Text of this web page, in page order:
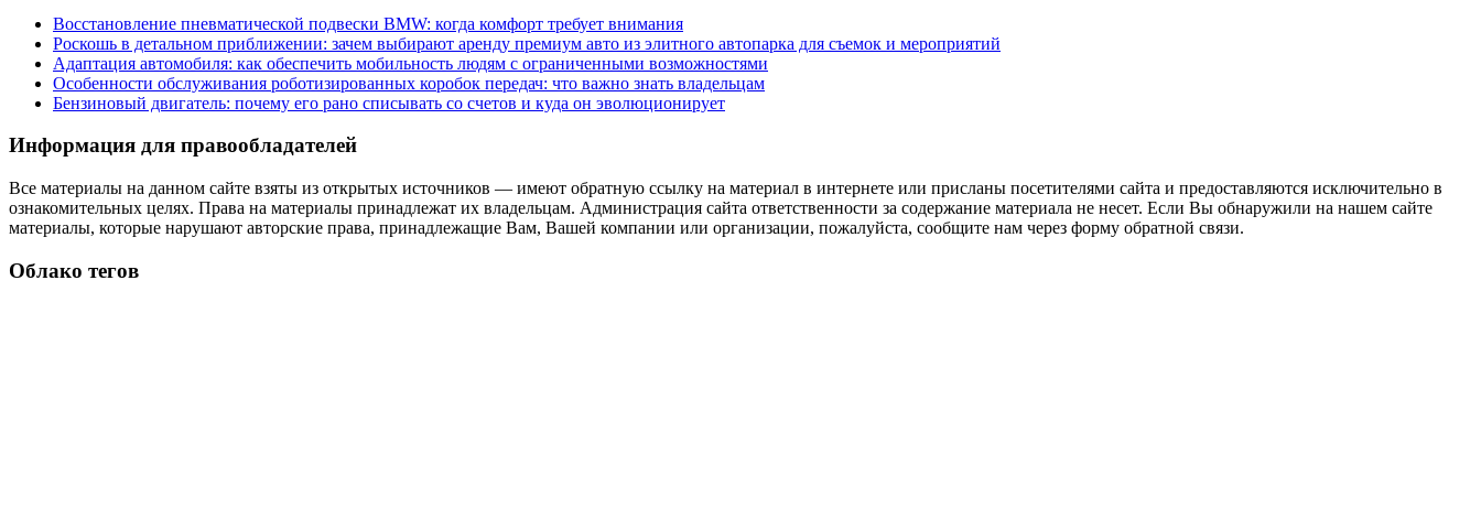
Восстановление пневматической подвески BMW: когда комфорт требует внимания
Роскошь в детальном приближении: зачем выбирают аренду премиум авто из элитного автопарка для съемок и мероприятий
Адаптация автомобиля: как обеспечить мобильность людям с ограниченными возможностями
Особенности обслуживания роботизированных коробок передач: что важно знать владельцам
Бензиновый двигатель: почему его рано списывать со счетов и куда он эволюционирует
Информация для правообладателей
Все материалы на данном сайте взяты из открытых источников — имеют обратную ссылку на материал в интернете или присланы посетителями сайта и предоставляются исключительно в
ознакомительных целях. Права на материалы принадлежат их владельцам. Администрация сайта ответственности за содержание материала не несет. Если Вы обнаружили на нашем сайте
материалы, которые нарушают авторские права, принадлежащие Вам, Вашей компании или организации, пожалуйста, сообщите нам через форму обратной связи.
Облако тегов